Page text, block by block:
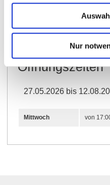
Nur
Weitere
Öffnungszeiten
27.05.2026 bis
Mittwoch von